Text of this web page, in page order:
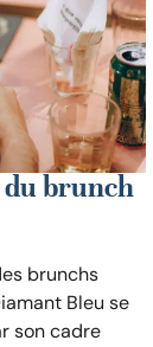
du brunch
brunchs
Bleu se
son cadre